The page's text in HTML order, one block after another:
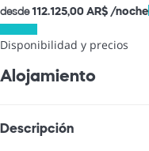
desde112.125,00 AR$ /noche
Disponibilidad y precios
Alojamiento
Descripción